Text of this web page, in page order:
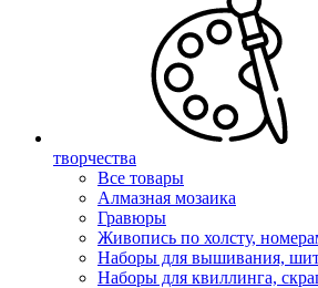
творчества
Все товары
Алмазная мозаика
Гравюры
Живопись по холсту,
Наборы для вышивания,
Наборы для квиллинга,